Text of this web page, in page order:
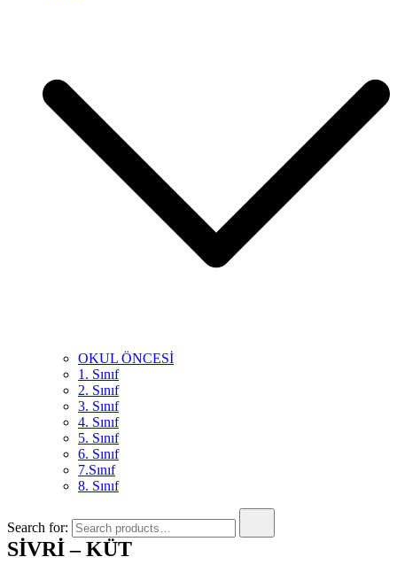
OKUL ÖNCESİ
1. Sınıf
2. Sınıf
3. Sınıf
4. Sınıf
5. Sınıf
6. Sınıf
7.Sınıf
8. Sınıf
Search for:
SİVRİ – KÜT